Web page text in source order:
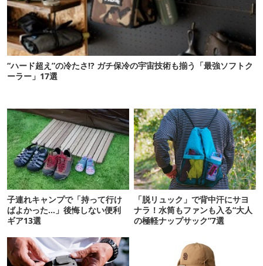
“ハード超え”の冷たさ!? ガチ保冷の宇宙技術も揃う「最強ソフトク
ーラー」17選
子連れキャンプで「持って行け
ばよかった…」後悔しない便利
ギア13選
「脱リュック」で背中汗にサヨ
ナラ！水筒もファンも入る“大人
の極軽ナップサック”7選